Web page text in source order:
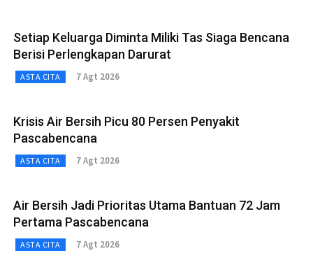
Setiap Keluarga Diminta Miliki Tas Siaga Bencana
Berisi Perlengkapan Darurat
ASTA CITA 7 Agt 2026
Krisis Air Bersih Picu 80 Persen Penyakit
Pascabencana
ASTA CITA 7 Agt 2026
Air Bersih Jadi Prioritas Utama Bantuan 72 Jam
Pertama Pascabencana
ASTA CITA 7 Agt 2026